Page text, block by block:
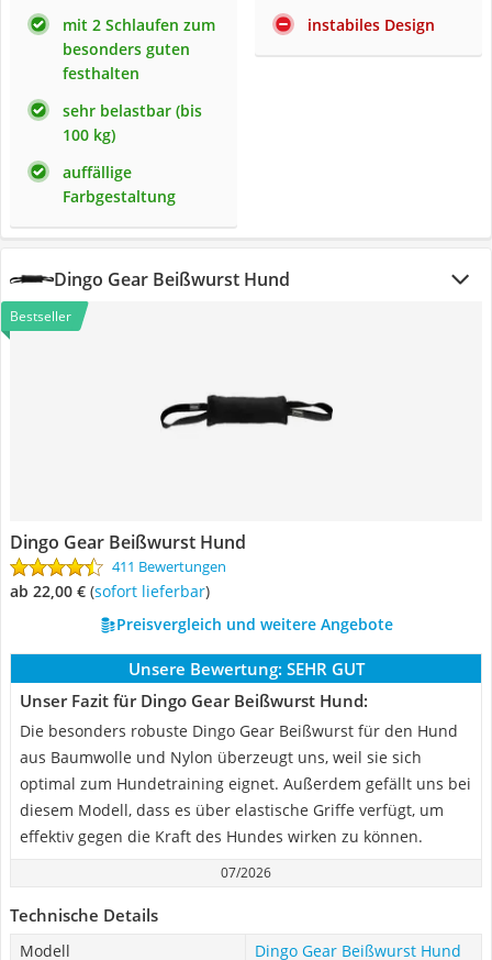
mit 2 Schlaufen zum
besonders guten
festhalten
sehr belastbar (bis
100 kg)
auffällige
Farbgestaltung
instabiles Design
Dingo Gear Beißwurst Hund
Bestseller
Dingo Gear Beißwurst Hund
411 Bewertungen
ab 22,00 € ( Sofort lieferbar)
Preisvergleich und weitere Angebote
Unsere Bewertung: SEHR GUT
Unser Fazit für Dingo Gear Beißwurst Hund:
Die besonders robuste Dingo Gear Beißwurst für den Hund
aus Baumwolle und Nylon überzeugt uns, weil sie sich
optimal zum Hundetraining eignet. Außerdem gefällt uns bei
diesem Modell, dass es über elastische Griffe verfügt, um
effektiv gegen die Kraft des Hundes wirken zu können.
07/2026
Technische Details
Modell
Dingo Gear Beißwurst Hund